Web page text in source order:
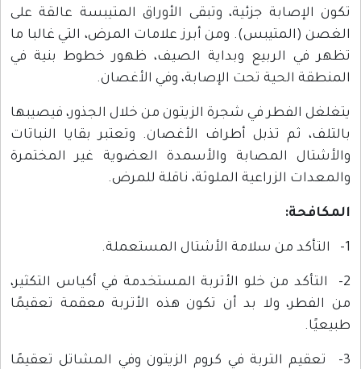
تكون الإصابة جزئية، وتبقى الأوراق المتيبسة عالقة على
الغصن (المتيبس). ومن أبرز علامات المرض، التي غالبا ما
تظهر في الربيع وبداية الصيف، ظهور خطوط بنية في
المنطقة الحية تحت الإصابة، وفي الأغصان.
يتغلغل الفطر في شجرة الزيتون من خلال الجذور، فيصيبها
بالتلف، ثم تذبل أطراف الأغصان. وتعتبر بقايا النباتات
والأشتال المصابة والأسمدة العضوية غير المختمرة
والمعدات الزراعية الملوثة، ناقلة للمرض.
المكافحة:
1- التأكد من سلامة الأشتال المستعملة.
2- التأكد من خلو الأتربة المستخدمة في أكياس التكثير،
من الفطر، ولا بد أن تكون هذه الأتربة معقمة تعقيمًا
طبيعيًا.
3- تعقيم التربة في كروم الزيتون وفي المشاتل تعقيمًا